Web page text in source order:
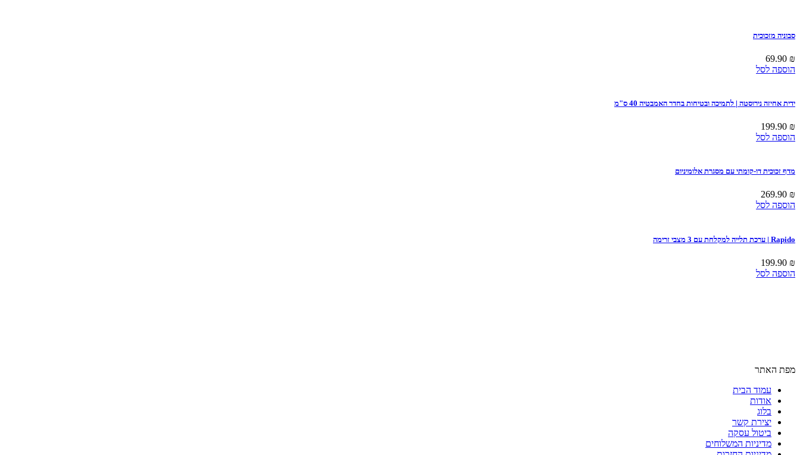
סבוניה מזכוכית
69.90 ₪
הוספה לסל
ידית אחיזה נירוסטה | לתמיכה ובטיחות בחדר האמבטיה 40 ס"מ
199.90 ₪
הוספה לסל
מדף זכוכית דו-קומתי עם מסגרת אלומיניום
269.90 ₪
הוספה לסל
Rapido | ערכת תלייה למקלחת עם 3 מצבי זרימה
199.90 ₪
הוספה לסל
מפת האתר
עמוד הבית
אודות
בלוג
יצירת קשר
ביטול עסקה
מדיניות המשלוחים